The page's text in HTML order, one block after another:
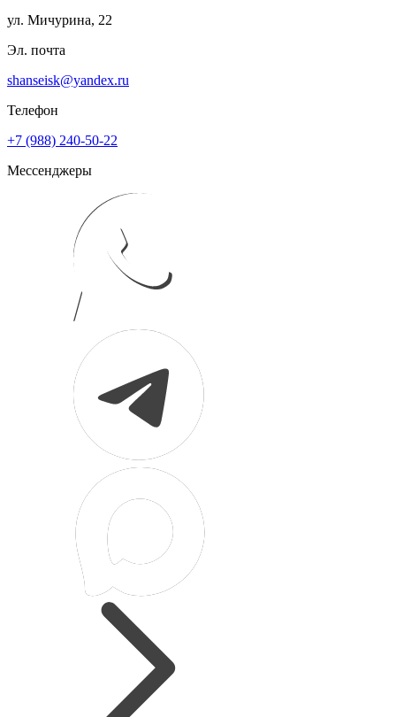
ул. Мичурина, 22
Эл. почта
shanseisk@yandex.ru
Телефон
+7 (988) 240-50-22
Мессенджеры